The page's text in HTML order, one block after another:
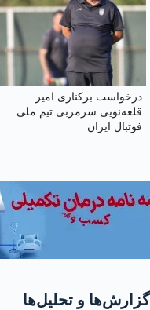
درخواست برکناری امیر
قلعه‌نویی سرمربی تیم ملی
فوتبال ایران
گزارش‌ها و تحلیل‌ها